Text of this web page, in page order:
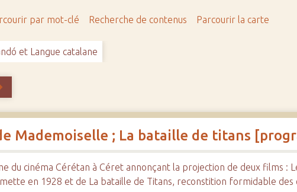
par mot-clé Recherche de contenus Parcourir la carte
et Langue catalane
Mademoiselle ; La bataille de titans
du cinéma Cérétan à Céret annonçant la projection de deux films :
en 1928 et de La bataille de Titans, reconstition formidable